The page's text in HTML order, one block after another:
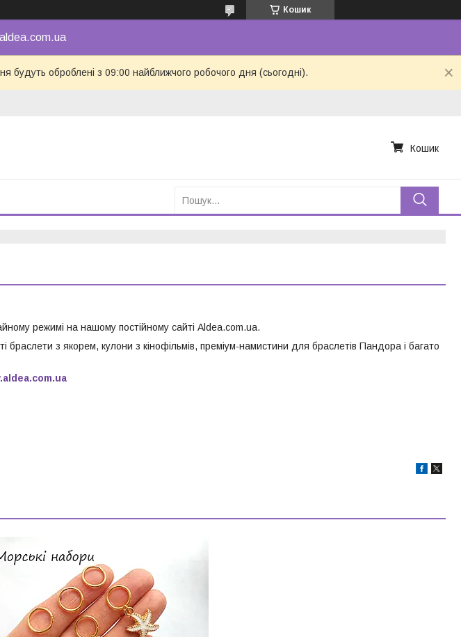
Кошик
будуть оброблені з 09:00 найближчого робочого дня (сьогодні).
Кошик
режимі на нашому постійному сайті Aldea.com.ua.
браслети з якорем, кулони з кінофільмів, преміум-намистини для браслетів Пандора і багато